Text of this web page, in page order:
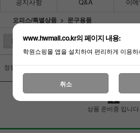
오피스/특별상품 문구용품
정렬
상품 준비중 입니다.
www.hwmall.co.kr의 페이지 내용:
학원쇼핑몰 앱을 설치하여 편리하게 이용
취소